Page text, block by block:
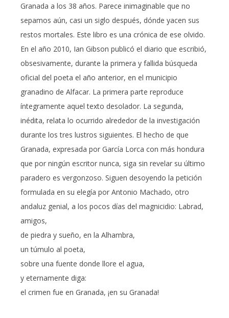
Granada a los 38 años. Parece inimaginable que no
sepamos aún, casi un siglo después, dónde yacen sus
restos mortales. Este libro es una crónica de ese olvido.
En el año 2010, Ian Gibson publicó el diario que escribió,
obsesivamente, durante la primera y fallida búsqueda
oficial del poeta el año anterior, en el municipio
granadino de Alfacar. La primera parte reproduce
íntegramente aquel texto desolador. La segunda,
inédita, relata lo ocurrido alrededor de la investigación
durante los tres lustros siguientes. El hecho de que
Granada, expresada por García Lorca con más hondura
que por ningún escritor nunca, siga sin revelar su último
paradero es vergonzoso. Siguen desoyendo la petición
formulada en su elegía por Antonio Machado, otro
andaluz genial, a los pocos días del magnicidio: Labrad,
amigos,
de piedra y sueño, en la Alhambra,
un túmulo al poeta,
sobre una fuente donde llore el agua,
y eternamente diga:
el crimen fue en Granada, ¡en su Granada!